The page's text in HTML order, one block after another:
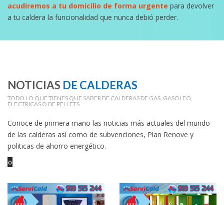
acudiremos a tu domicilio de forma urgente para devolver
a tu caldera la funcionalidad que nunca debió perder.
NOTICIAS DE CALDERAS
TODO LO QUE TIENES QUE SABER DE CALDERAS DE GAS, GASOLEO,
ELECTRICAS O DE PELLETS
Conoce de primera mano las noticias más actuales del mundo
de las calderas así como de subvenciones, Plan Renove y
politicas de ahorro energético.